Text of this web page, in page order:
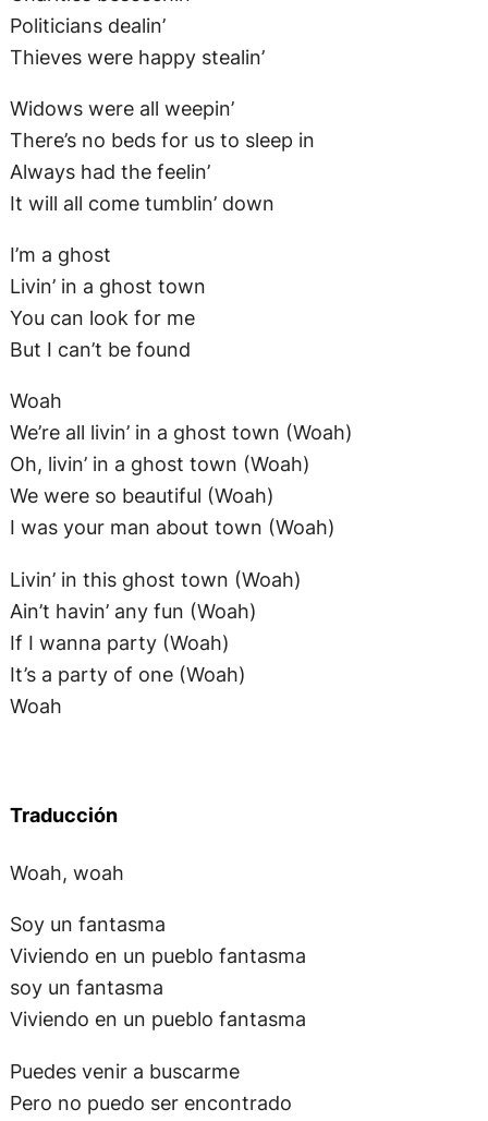
Always had the feelin’
It will all come tumblin’ down
I’m a ghost
Livin’ in a ghost town
You can look for me
But I can’t be found
Woah
We’re all livin’ in a ghost town (Woah)
Oh, livin’ in a ghost town (Woah)
We were so beautiful (Woah)
Livin’ in this ghost town (Woah)
Ain’t havin’ any fun (Woah)
If I wanna party (Woah)
It’s a party of one (Woah)
Traducción
Woah, woah
soy un fantasma
Viviendo en un pueblo fantasma
Puedes venir a buscarme
Pero no puedo ser encontrado
Puedes buscarme
Tuve que ir bajo tierra
Entonces todos nos encerramos
Siéntete como un fantasma